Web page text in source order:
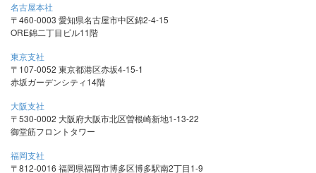
名古屋本社
〒460-0003 愛知県名古屋市中区錦2-4-15
ORE錦二丁目ビル11階
東京支社
〒107-0052 東京都港区赤坂4-15-1
赤坂ガーデンシティ14階
大阪支社
〒530-0002 大阪府大阪市北区曽根崎新地1-13-22
御堂筋フロントタワー
福岡支社
〒812-0016 福岡県福岡市博多区博多駅南2丁目1-9